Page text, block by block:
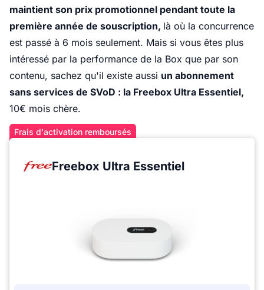
maintient son prix promotionnel pendant toute la
première année de souscription, là où la concurrence
est passé à 6 mois seulement. Mais si vous êtes plus
intéressé par la performance de la Box que par son
contenu, sachez qu'il existe aussi un abonnement
sans services de SVoD : la Freebox Ultra Essentiel,
10€ mois chère.
Frais d'activation remboursés
Freebox Ultra Essentiel